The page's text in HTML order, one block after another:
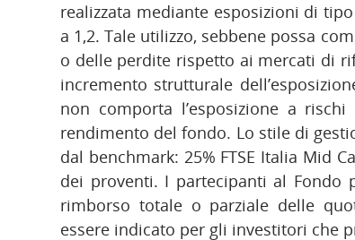
realizzata mediante esposizioni di
a 1,2. Tale utilizzo, sebbene possa
o delle perdite rispetto ai mercati di
incremento strutturale
non comporta l’esposizione a
rendimento del fondo. Lo stile di
dal benchmark: 25% FTSE Italia Mid
dei proventi. I partecipanti al Fondo
rimborso totale o parziale delle
essere indicato per gli investitori che